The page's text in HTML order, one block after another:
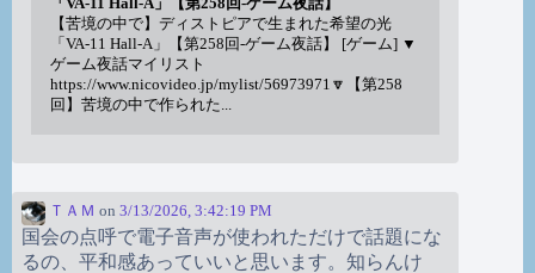
【苦境の中で】ディストピアで生まれた希望の光
「VA-11 Hall-A」【第258回-ゲーム夜話】 [ゲーム] ▼
ゲーム夜話マイリスト
https://www.nicovideo.jp/mylist/56973971🔽【第258
回】苦境の中で作られた...
ＴＡＭ on 3/13/2026, 3:42:19 PM
国会の点呼で電子音声が使われただけで話題にな
るの、平和感あっていいと思います。知らんけ